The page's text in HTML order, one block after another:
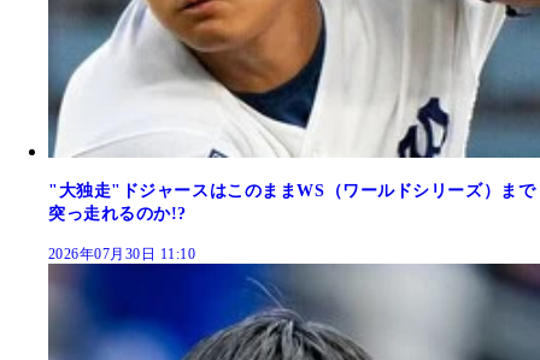
"大独走"ドジャースはこのままWS（ワールドシリーズ）まで
突っ走れるのか!?
2026年07月30日 11:10